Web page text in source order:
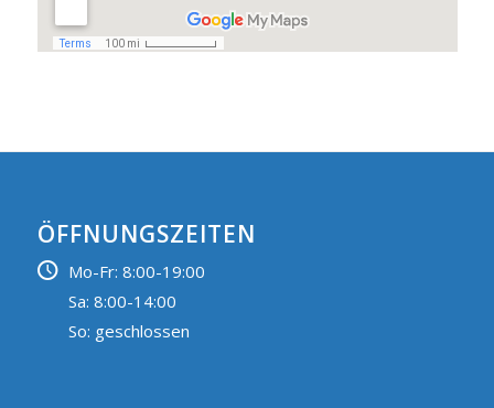
ÖFFNUNGSZEITEN
Mo-Fr: 8:00-19:00
Sa: 8:00-14:00
So: geschlossen